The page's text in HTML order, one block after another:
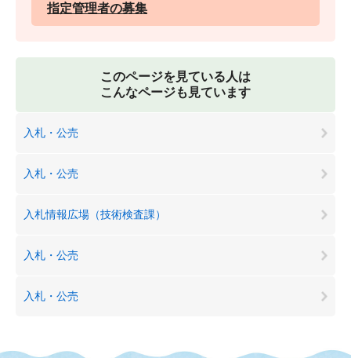
指定管理者の募集
このページを見ている人は
こんなページも見ています
入札・公売
入札・公売
入札情報広場（技術検査課）
入札・公売
入札・公売